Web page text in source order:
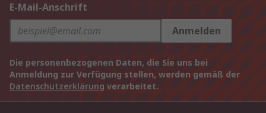
E-Mail-Anschrift
Anmelden
Die personenbezogenen Daten, die Sie uns bei
Anmeldung zur Verfügung stellen, werden gemäß der
Datenschutzerklärung verarbeitet.